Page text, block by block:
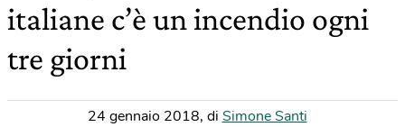
italiane c’è un incendio ogni
tre giorni
24 gennaio 2018, di Simone Santi